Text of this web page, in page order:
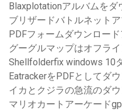
Blaxplotationアルバムをダ
ブリザードバトルネット
PDFフォームダウンロー
グーグルマップはオフラ
Shellfolderfix windows 10
EatrackerをPDFとしてダ
イカとクジラの急流のダ
マリオカートアーケード